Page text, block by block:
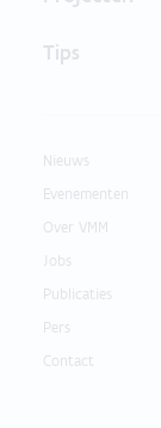
Tips
Nieuws
Evenementen
Over VMM
Jobs
Publicaties
Pers
Contact